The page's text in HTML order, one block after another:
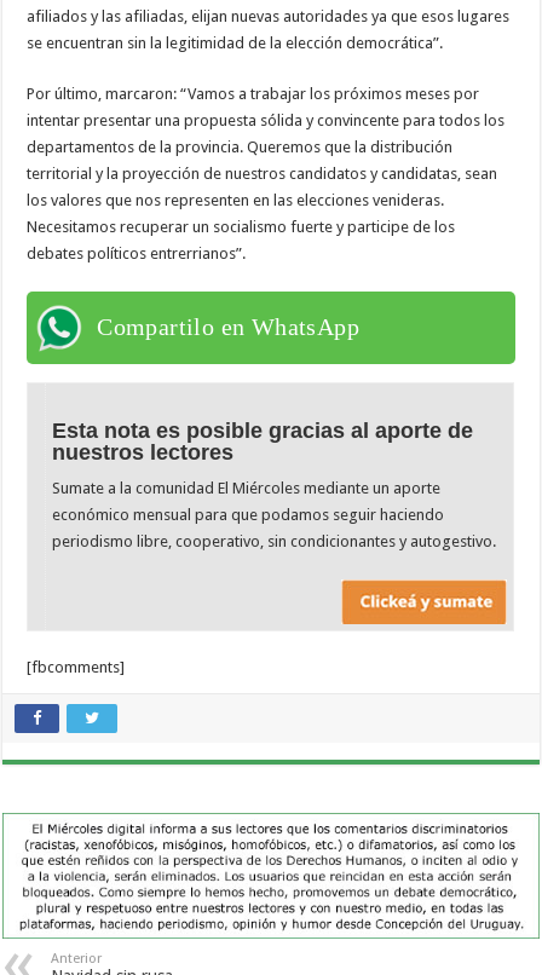
afiliados y las afiliadas, elijan nuevas autoridades ya que esos lugares
se encuentran sin la legitimidad de la elección democrática”.
Por último, marcaron: “Vamos a trabajar los próximos meses por
intentar presentar una propuesta sólida y convincente para todos los
departamentos de la provincia. Queremos que la distribución
territorial y la proyección de nuestros candidatos y candidatas, sean
los valores que nos representen en las elecciones venideras.
Necesitamos recuperar un socialismo fuerte y participe de los
debates políticos entrerrianos”.
Compartilo en WhatsApp
Esta nota es posible gracias al aporte de
nuestros lectores
Sumate a la comunidad El Miércoles mediante un aporte
económico mensual para que podamos seguir haciendo
periodismo libre, cooperativo, sin condicionantes y autogestivo.
[fbcomments]
Anterior